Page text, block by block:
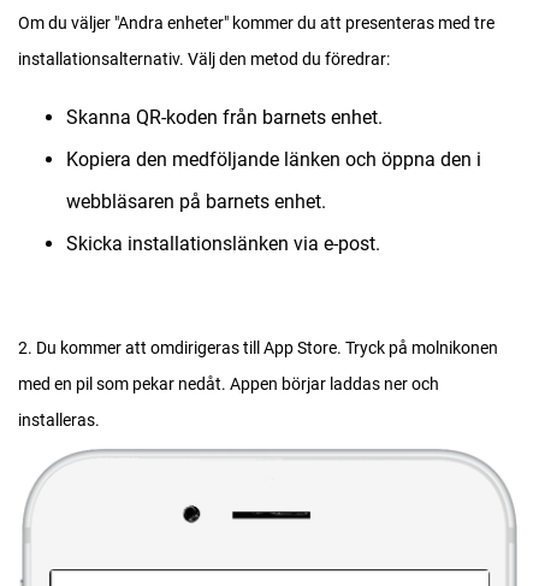
Om du väljer "Andra enheter" kommer du att presenteras med tre
installationsalternativ. Välj den metod du föredrar:
Skanna QR-koden från barnets enhet.
Kopiera den medföljande länken och öppna den i
webbläsaren på barnets enhet.
Skicka installationslänken via e-post.
2. Du kommer att omdirigeras till App Store. Tryck på molnikonen
med en pil som pekar nedåt. Appen börjar laddas ner och
installeras.